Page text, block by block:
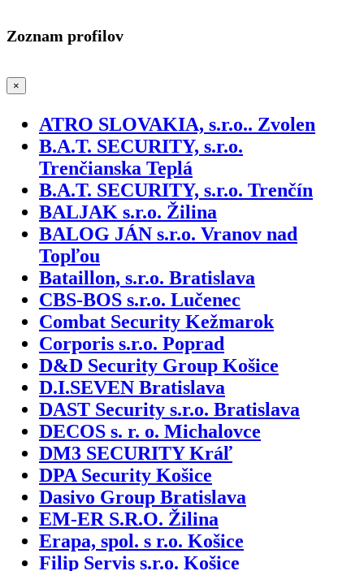
Zoznam profilov
×
ATRO SLOVAKIA, s.r.o.. Zvolen
B.A.T. SECURITY, s.r.o.
Trenčianska Teplá
B.A.T. SECURITY, s.r.o. Trenčín
BALJAK s.r.o. Žilina
BALOG JÁN s.r.o. Vranov nad
Topľou
Bataillon, s.r.o. Bratislava
CBS-BOS s.r.o. Lučenec
Combat Security Kežmarok
Corporis s.r.o. Poprad
D&D Security Group Košice
D.I.SEVEN Bratislava
DAST Security s.r.o. Bratislava
DECOS s. r. o. Michalovce
DM3 SECURITY Kráľ
DPA Security Košice
Dasivo Group Bratislava
EM-ER S.R.O. Žilina
Erapa, spol. s r.o. Košice
Filip Servis s.r.o. Košice